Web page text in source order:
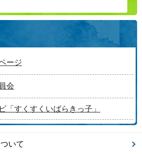
ージ
会
「すくすくいばらきっ子」
いて